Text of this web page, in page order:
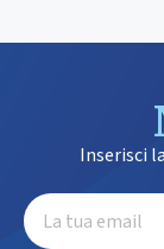
Inserisci